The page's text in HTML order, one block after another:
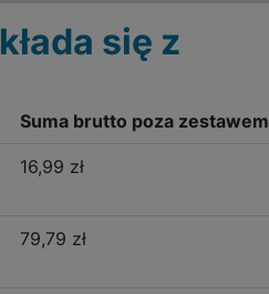
się z
Suma brutto poza zestawem
16,99 zł
79,79 zł